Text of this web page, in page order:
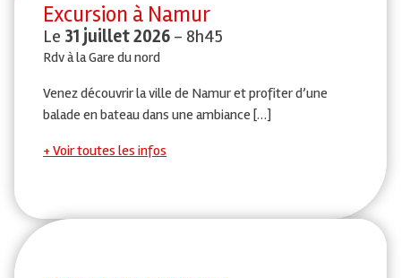
Excursion à Namur
Le 31 juillet 2026 - 8h45
Rdv à la Gare du nord
Venez découvrir la ville de Namur et profiter d’une
balade en bateau dans une ambiance […]
Voir toutes les infos